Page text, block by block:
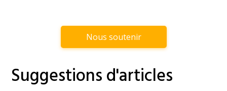
Nous soutenir
Suggestions d'articles